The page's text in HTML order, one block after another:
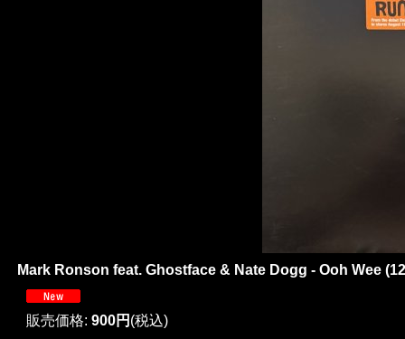
Mark Ronson feat. Ghostface & Nate Dogg - Ooh Wee
販売価格: 900円 (税込)